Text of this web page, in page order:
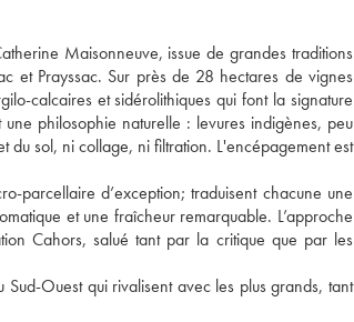
Maisonneuve, issue de grandes traditions
et Prayssac. Sur près de 28 hectares de vignes
calcaires et sidérolithiques qui font la signature
philosophie naturelle : levures indigènes, peu
du sol, ni collage, ni filtration. L'encépagement est
parcellaire d’exception; traduisent chacune une
et une fraîcheur remarquable. L’approche
Cahors, salué tant par la critique que par les
Ouest qui rivalisent avec les plus grands, tant